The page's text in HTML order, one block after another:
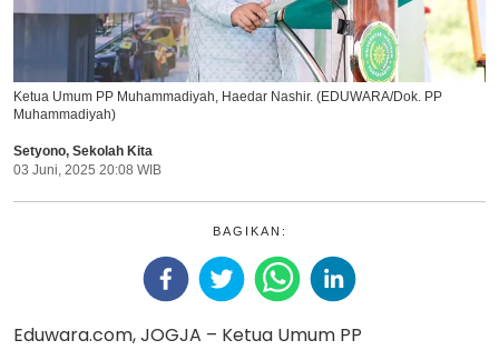
Ketua Umum PP Muhammadiyah, Haedar Nashir. (EDUWARA/Dok. PP
Muhammadiyah)
Setyono, Sekolah Kita
03 Juni, 2025 20:08 WIB
BAGIKAN:
Eduwara.com, JOGJA – Ketua Umum PP